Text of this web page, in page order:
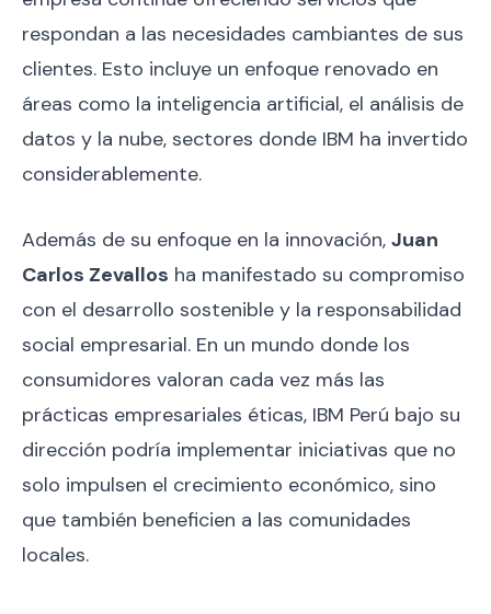
respondan a las necesidades cambiantes de sus
clientes. Esto incluye un enfoque renovado en
áreas como la inteligencia artificial, el análisis de
datos y la nube, sectores donde IBM ha invertido
considerablemente.
Además de su enfoque en la innovación, Juan
Carlos Zevallos ha manifestado su compromiso
con el desarrollo sostenible y la responsabilidad
social empresarial. En un mundo donde los
consumidores valoran cada vez más las
prácticas empresariales éticas, IBM Perú bajo su
dirección podría implementar iniciativas que no
solo impulsen el crecimiento económico, sino
que también beneficien a las comunidades
locales.